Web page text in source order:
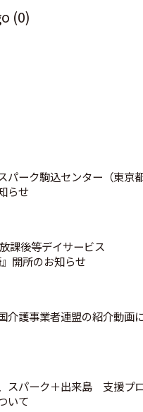
(0)
パーク駒込センター（東京
らせ
課後等デイサービス
』開所のお知らせ
介護事業者連盟の紹介動画
スパーク＋出来島 支援プ
いて